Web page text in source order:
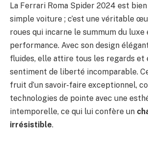
La Ferrari Roma Spider 2024 est bien
simple voiture ; c’est une véritable
roues qui incarne le summum du luxe
performance. Avec son design
fluides, elle attire tous les regards et
sentiment de liberté incomparable.
fruit d’un savoir-faire exceptionnel,
technologies de pointe avec une
intemporelle, ce qui lui confère un
irrésistible.